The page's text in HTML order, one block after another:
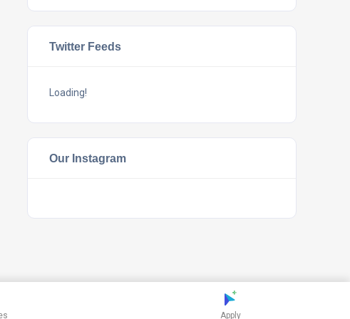
Twitter Feeds
Loading!
Our Instagram
Apply